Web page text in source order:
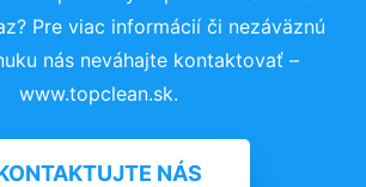
Pre viac informácií či nezáväznú
nás neváhajte kontaktovať –
www.topclean.sk.
NÁS